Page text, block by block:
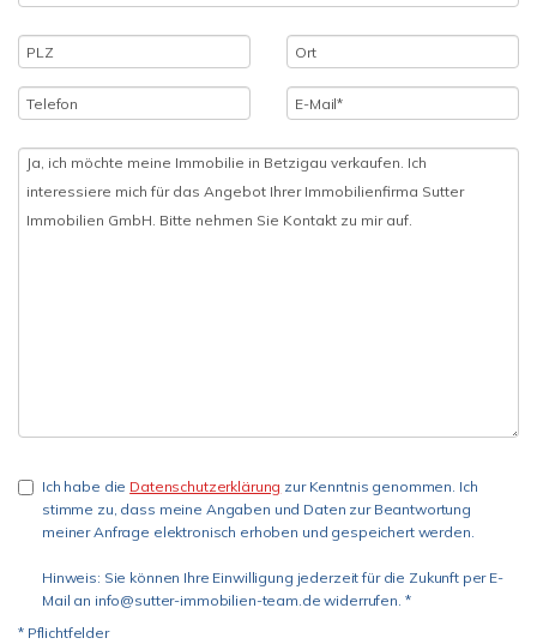
Ich habe die Datenschutzerklärung zur Kenntnis genommen. Ich
stimme zu, dass meine Angaben und Daten zur Beantwortung
meiner Anfrage elektronisch erhoben und gespeichert werden.
Hinweis: Sie können Ihre Einwilligung jederzeit für die Zukunft per E-
Mail an info@sutter-immobilien-team.de widerrufen. *
* Pflichtfelder